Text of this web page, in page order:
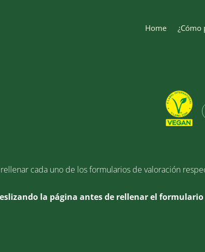
Home ¿Cómo
cada uno de los formularios de valoración
la página antes de rellenar el